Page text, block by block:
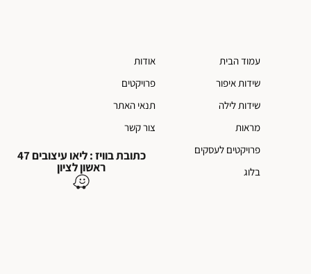
עמוד הבית
שידות איפור
שידות לילה
מראות
פרויקטים לעסקים
בלוג
אודות
פרויקטים
תנאי האתר
צור קשר
כתובת בוויז : ליאו עיצובים 47
ראשון לציון